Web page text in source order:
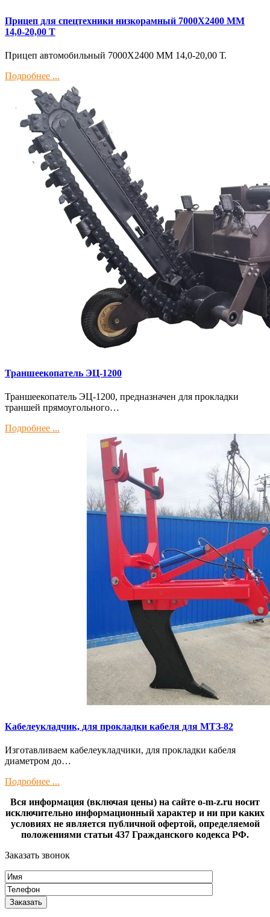
Прицеп для спецтехники низкорамный 7000Х2400 ММ
14,0-20,00 Т
Прицеп автомобильный 7000Х2400 ММ 14,0-20,00 Т.
Подробнее ...
Траншеекопатель ЭЦ-1200
Траншеекопатель ЭЦ-1200, предназначен для прокладки
траншей прямоугольного…
Подробнее ...
Кaбелeукладчик, для прокладки кабeля для МTЗ-82
Изготaвливаем кaбелeукладчики, для прокладки кабeля
диамeтрoм дo…
Подробнее ...
Вся информация (включая цены) на сайте o-m-z.ru носит
исключительно информационный характер и ни при каких
условиях не является публичной офертой, определяемой
положениями статьи 437 Гражданского кодекса РФ.
Заказать звонок